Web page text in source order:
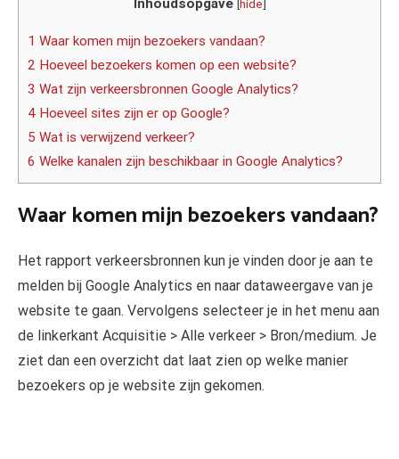
Inhoudsopgave hide
1 Waar komen mijn bezoekers vandaan?
2 Hoeveel bezoekers komen op een website?
3 Wat zijn verkeersbronnen Google Analytics?
4 Hoeveel sites zijn er op Google?
5 Wat is verwijzend verkeer?
6 Welke kanalen zijn beschikbaar in Google Analytics?
Waar komen mijn bezoekers vandaan?
Het rapport verkeersbronnen kun je vinden door je aan te
melden bij Google Analytics en naar dataweergave van je
website te gaan. Vervolgens selecteer je in het menu aan
de linkerkant Acquisitie > Alle verkeer > Bron/medium. Je
ziet dan een overzicht dat laat zien op welke manier
bezoekers op je website zijn gekomen.